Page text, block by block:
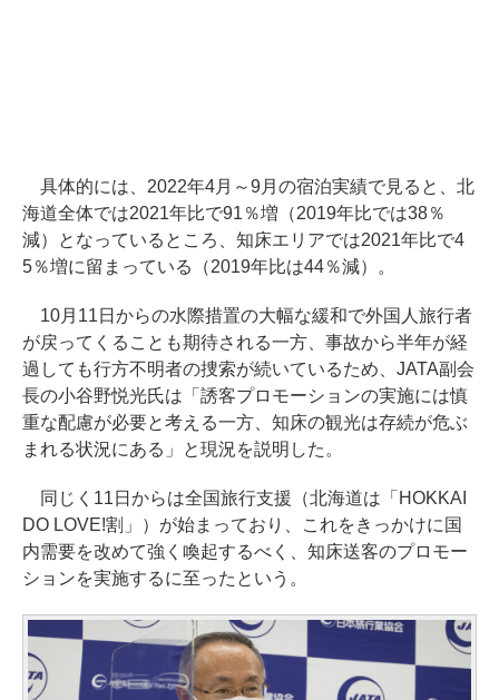
具体的には、2022年4月～9月の宿泊実績で見ると、北
海道全体では2021年比で91％増（2019年比では38％
減）となっているところ、知床エリアでは2021年比で4
5％増に留まっている（2019年比は44％減）。
10月11日からの水際措置の大幅な緩和で外国人旅行者
が戻ってくることも期待される一方、事故から半年が経
過しても行方不明者の捜索が続いているため、JATA副会
長の小谷野悦光氏は「誘客プロモーションの実施には慎
重な配慮が必要と考える一方、知床の観光は存続が危ぶ
まれる状況にある」と現況を説明した。
同じく11日からは全国旅行支援（北海道は「HOKKAI
DO LOVE!割」）が始まっており、これをきっかけに国
内需要を改めて強く喚起するべく、知床送客のプロモー
ションを実施するに至ったという。